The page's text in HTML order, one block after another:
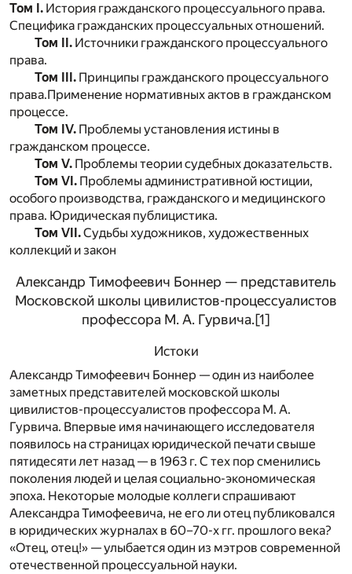
Том I. История гражданского процессуального права.
Специфика гражданских процессуальных отношений.
Том II. Источники гражданского процессуального
права.
Том III. Принципы гражданского процессуального
права.Применение нормативных актов в гражданском
процессе.
Том IV. Проблемы установления истины в
гражданском процессе.
Том V. Проблемы теории судебных доказательств.
Том VI. Проблемы административной юстиции,
особого производства, гражданского и медицинского
права. Юридическая публицистика.
Том VII.Судьбы художников, художественных
коллекций и закон
Александр Тимофеевич Боннер — представитель
Московской школы цивилистов-процессуалистов
профессора М. А. Гурвича.[1]
Истоки
Александр Тимофеевич Боннер — один из наиболее
заметных представителей московской школы
цивилистов-процессуалистов профессора М. А.
Гурвича. Впервые имя начинающего исследователя
появилось на страницах юридической печати свыше
пятидесяти лет назад — в 1963 г. С тех пор сменились
поколения людей и целая социально-экономическая
эпоха. Некоторые молодые коллеги спрашивают
Александра Тимофеевича, не его ли отец публиковался
в юридических журналах в 60–70-х гг. прошлого века?
«Отец, отец!» — улыбается один из мэтров современной
отечественной процессуальной науки.